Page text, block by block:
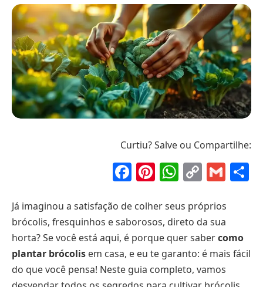
Curtiu? Salve ou Compartilhe:
Facebook
Pinterest
Copy
Já imaginou a satisfação de colher seus próprios
brócolis, fresquinhos e saborosos, direto da sua
horta? Se você está aqui, é porque quer sabercomo
plantar brócolis em casa, e eu te garanto: é mais fácil
do que você pensa! Neste guia completo, vamos